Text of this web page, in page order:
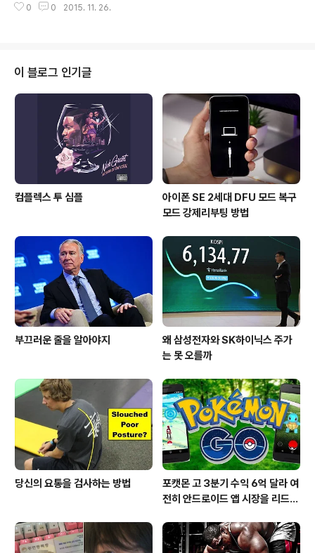
펌)허락을 하지 않습니다.▲ 사전협의 없이 본 콘텐츠(기
자에서는 가격에 관하여 언급하지 않았으나 15,000 루블
720, 267ppi)Chipset: 1.4GHz Octa-Core Proces
sorCamera: Rear 13MP / Front 8MPMemory: 1G
B RAM / 16GB eMMC / MicroSDBattery: 3,000m
AhOperating System: An..
0 0 2015. 11. 26.
이 블로그 인기글
컴플렉스 투 심플
아이폰 SE 2세대 DFU 모드 복구
모드 강제리부팅 방법
부끄러운 줄을 알아야지
왜 삼성전자와 SK하이닉스 주가
는 못 오를까
당신의 요통을 검사하는 방법
포캣몬 고 3분기 수익 6억 달라 여
전히 안드로이드 앱 시장을 리드